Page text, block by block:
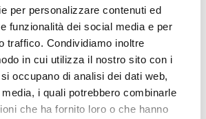
per personalizzare contenuti ed
funzionalità dei social media e per
traffico. Condividiamo inoltre
in cui utilizza il nostro sito con i
occupano di analisi dei dati web,
i quali potrebbero combinarle
che ha fornito loro o che hanno